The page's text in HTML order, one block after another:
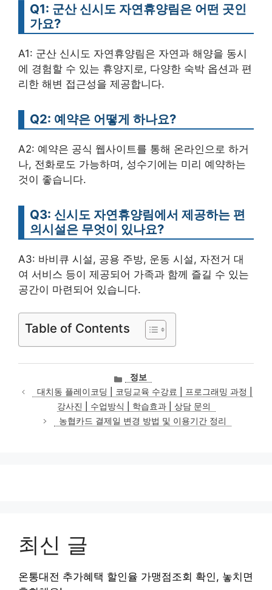
Q1: 군산 신시도 자연휴양림은 어떤 곳인
가요?
A1: 군산 신시도 자연휴양림은 자연과 해양을 동시
에 경험할 수 있는 휴양지로, 다양한 숙박 옵션과 편
리한 해변 접근성을 제공합니다.
Q2: 예약은 어떻게 하나요?
A2: 예약은 공식 웹사이트를 통해 온라인으로 하거
나, 전화로도 가능하며, 성수기에는 미리 예약하는
것이 좋습니다.
Q3: 신시도 자연휴양림에서 제공하는 편
의시설은 무엇이 있나요?
A3: 바비큐 시설, 공용 주방, 운동 시설, 자전거 대
여 서비스 등이 제공되어 가족과 함께 즐길 수 있는
공간이 마련되어 있습니다.
Table of Contents
카
테
고
리
정보
대치동 플레이코딩 | 코딩교육 수강료 | 프로그래밍 과정 |
강사진 | 수업방식 | 학습효과 | 상담 문의
농협카드 결제일 변경 방법 및 이용기간 정리
최신 글
온통대전 추가혜택 할인율 가맹점조회 확인, 놓치면